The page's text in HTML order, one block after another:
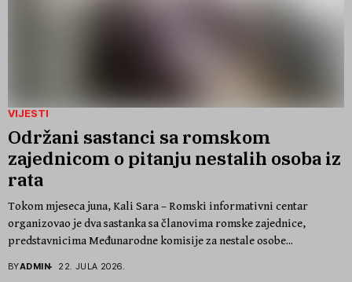
VIJESTI
Održani sastanci sa romskom
zajednicom o pitanju nestalih osoba iz
rata
Tokom mjeseca juna, Kali Sara – Romski informativni centar
organizovao je dva sastanka sa članovima romske zajednice,
predstavnicima Međunarodne komisije za nestale osobe...
BYADMIN 22. JULA 2026.